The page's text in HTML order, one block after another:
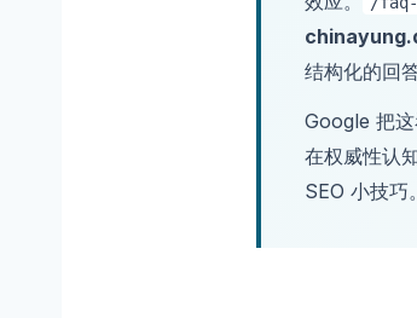
结构化的回
Google 把
在权威性认
SEO 小技巧。